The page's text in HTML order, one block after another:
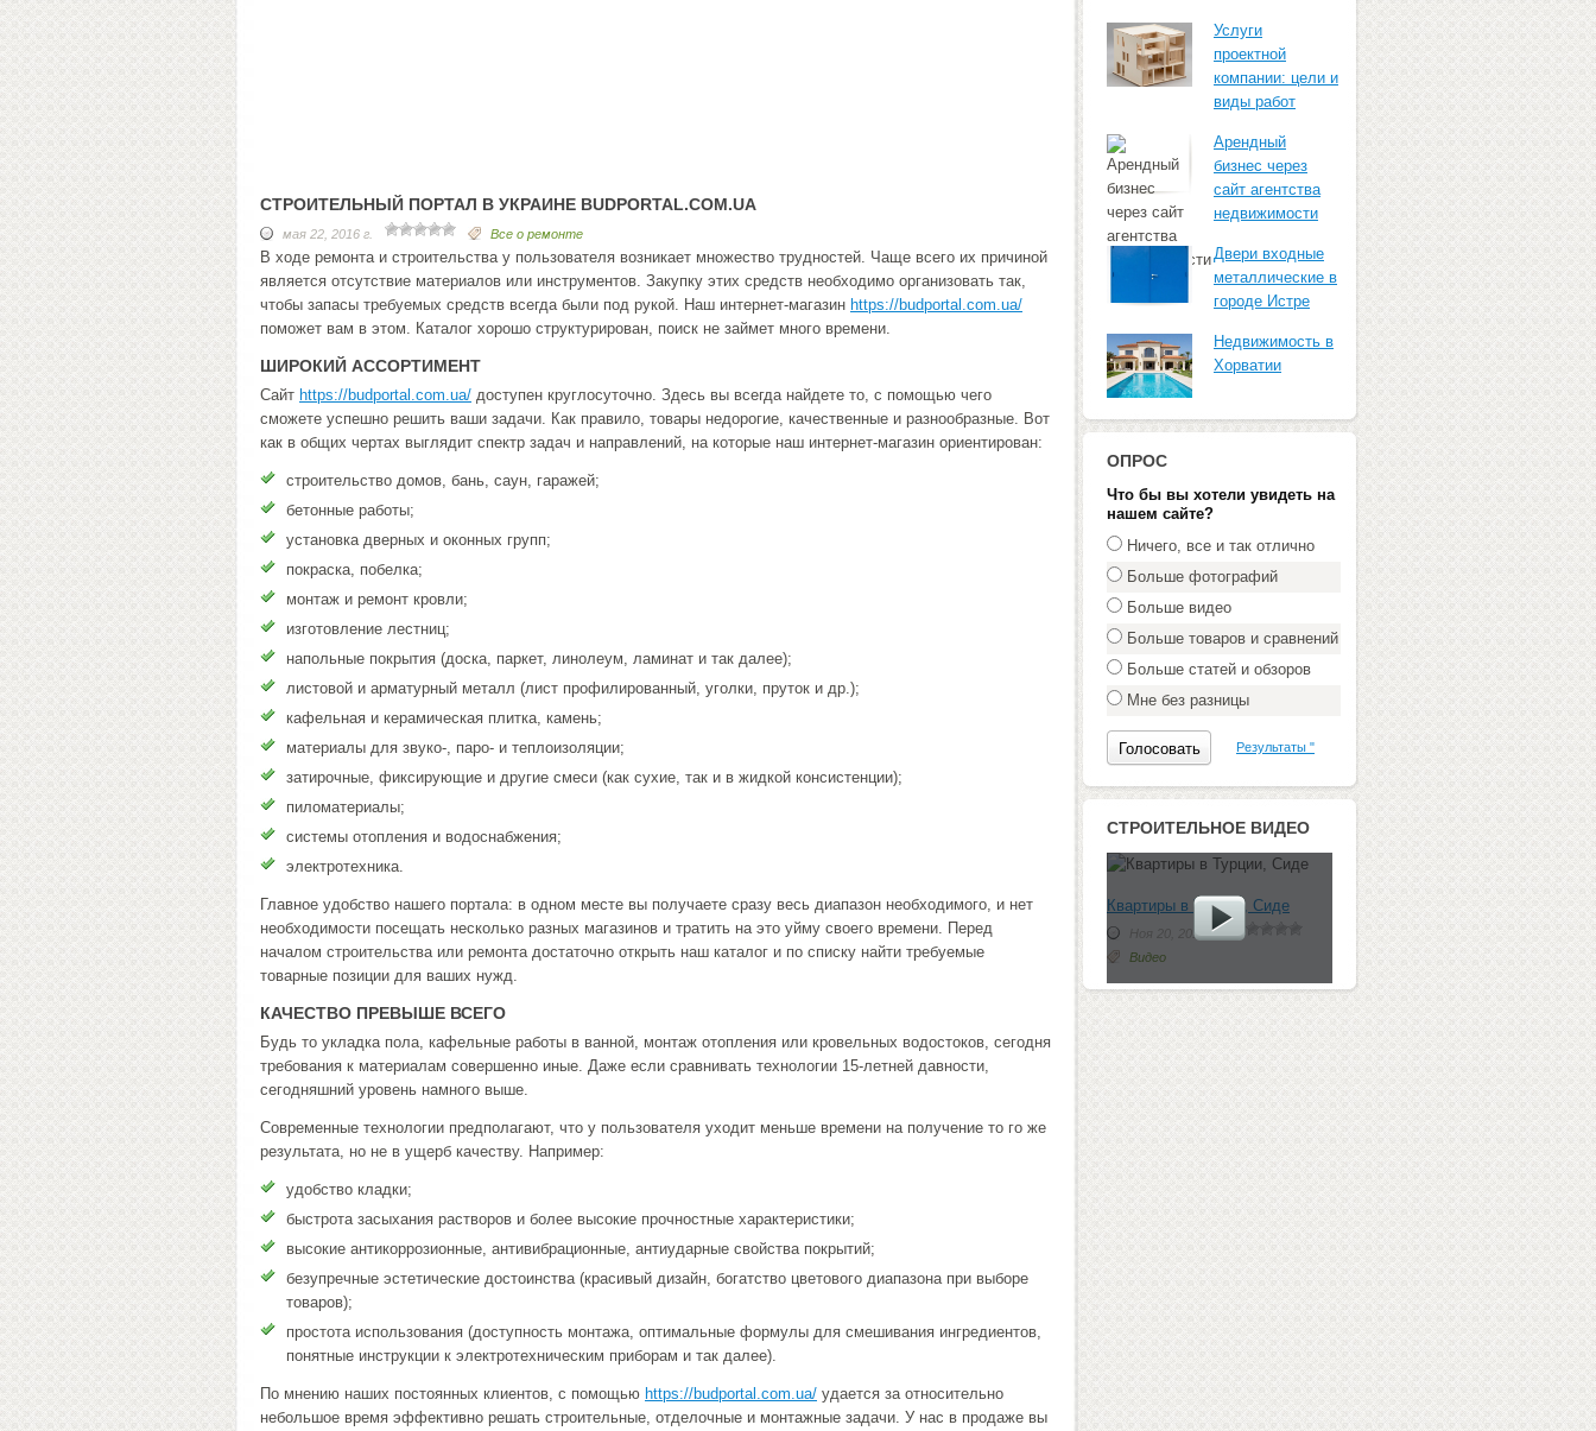
СТРОИТЕЛЬНЫЙ ПОРТАЛ В УКРАИНЕ BUDPORTAL.COM.UA
мая 22, 2016 г. Все о ремонте
В ходе ремонта и строительства у пользователя возникает множество трудностей. Чаще всего их причиной
является отсутствие материалов или инструментов. Закупку этих средств необходимо организовать так,
чтобы запасы требуемых средств всегда были под рукой. Наш интернет-магазин https://budportal.com.ua/
поможет вам в этом. Каталог хорошо структурирован, поиск не займет много времени.
ШИРОКИЙ АССОРТИМЕНТ
Сайт https://budportal.com.ua/ доступен круглосуточно. Здесь вы всегда найдете то, с помощью чего
сможете успешно решить ваши задачи. Как правило, товары недорогие, качественные и разнообразные. Вот
как в общих чертах выглядит спектр задач и направлений, на которые наш интернет-магазин ориентирован:
строительство домов, бань, саун, гаражей;
бетонные работы;
установка дверных и оконных групп;
покраска, побелка;
монтаж и ремонт кровли;
изготовление лестниц;
напольные покрытия (доска, паркет, линолеум, ламинат и так далее);
листовой и арматурный металл (лист профилированный, уголки, пруток и др.);
кафельная и керамическая плитка, камень;
материалы для звуко-, паро- и теплоизоляции;
затирочные, фиксирующие и другие смеси (как сухие, так и в жидкой консистенции);
пиломатериалы;
системы отопления и водоснабжения;
электротехника.
Главное удобство нашего портала: в одном месте вы получаете сразу весь диапазон необходимого, и нет
необходимости посещать несколько разных магазинов и тратить на это уйму своего времени. Перед
началом строительства или ремонта достаточно открыть наш каталог и по списку найти требуемые
товарные позиции для ваших нужд.
КАЧЕСТВО ПРЕВЫШЕ ВСЕГО
Будь то укладка пола, кафельные работы в ванной, монтаж отопления или кровельных водостоков, сегодня
требования к материалам совершенно иные. Даже если сравнивать технологии 15-летней давности,
сегодняшний уровень намного выше.
Современные технологии предполагают, что у пользователя уходит меньше времени на получение то го же
результата, но не в ущерб качеству. Например:
удобство кладки;
быстрота засыхания растворов и более высокие прочностные характеристики;
высокие антикоррозионные, антивибрационные, антиударные свойства покрытий;
безупречные эстетические достоинства (красивый дизайн, богатство цветового диапазона при выборе
товаров);
простота использования (доступность монтажа, оптимальные формулы для смешивания ингредиентов,
понятные инструкции к электротехническим приборам и так далее).
По мнению наших постоянных клиентов, с помощью https://budportal.com.ua/ удается за относительно
небольшое время эффективно решать строительные, отделочные и монтажные задачи. У нас в продаже вы
Услуги
проектной
компании: цели и
виды работ
Арендный
бизнес через
сайт агентства
недвижимости
Двери входные
металлические в
городе Истре
Недвижимость в
Хорватии
ОПРОС
Что бы вы хотели увидеть на
нашем сайте?
Ничего, все и так отлично
Больше фотографий
Больше видео
Больше товаров и сравнений
Больше статей и обзоров
Мне без разницы
Результаты "
СТРОИТЕЛЬНОЕ ВИДЕО
Квартиры в Турции, Сиде
Ноя 20, 2012 г.
Видео